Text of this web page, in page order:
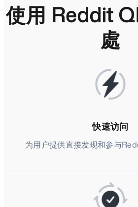
使用 Reddit
處
快速访问
为用户提供直接发现和参与